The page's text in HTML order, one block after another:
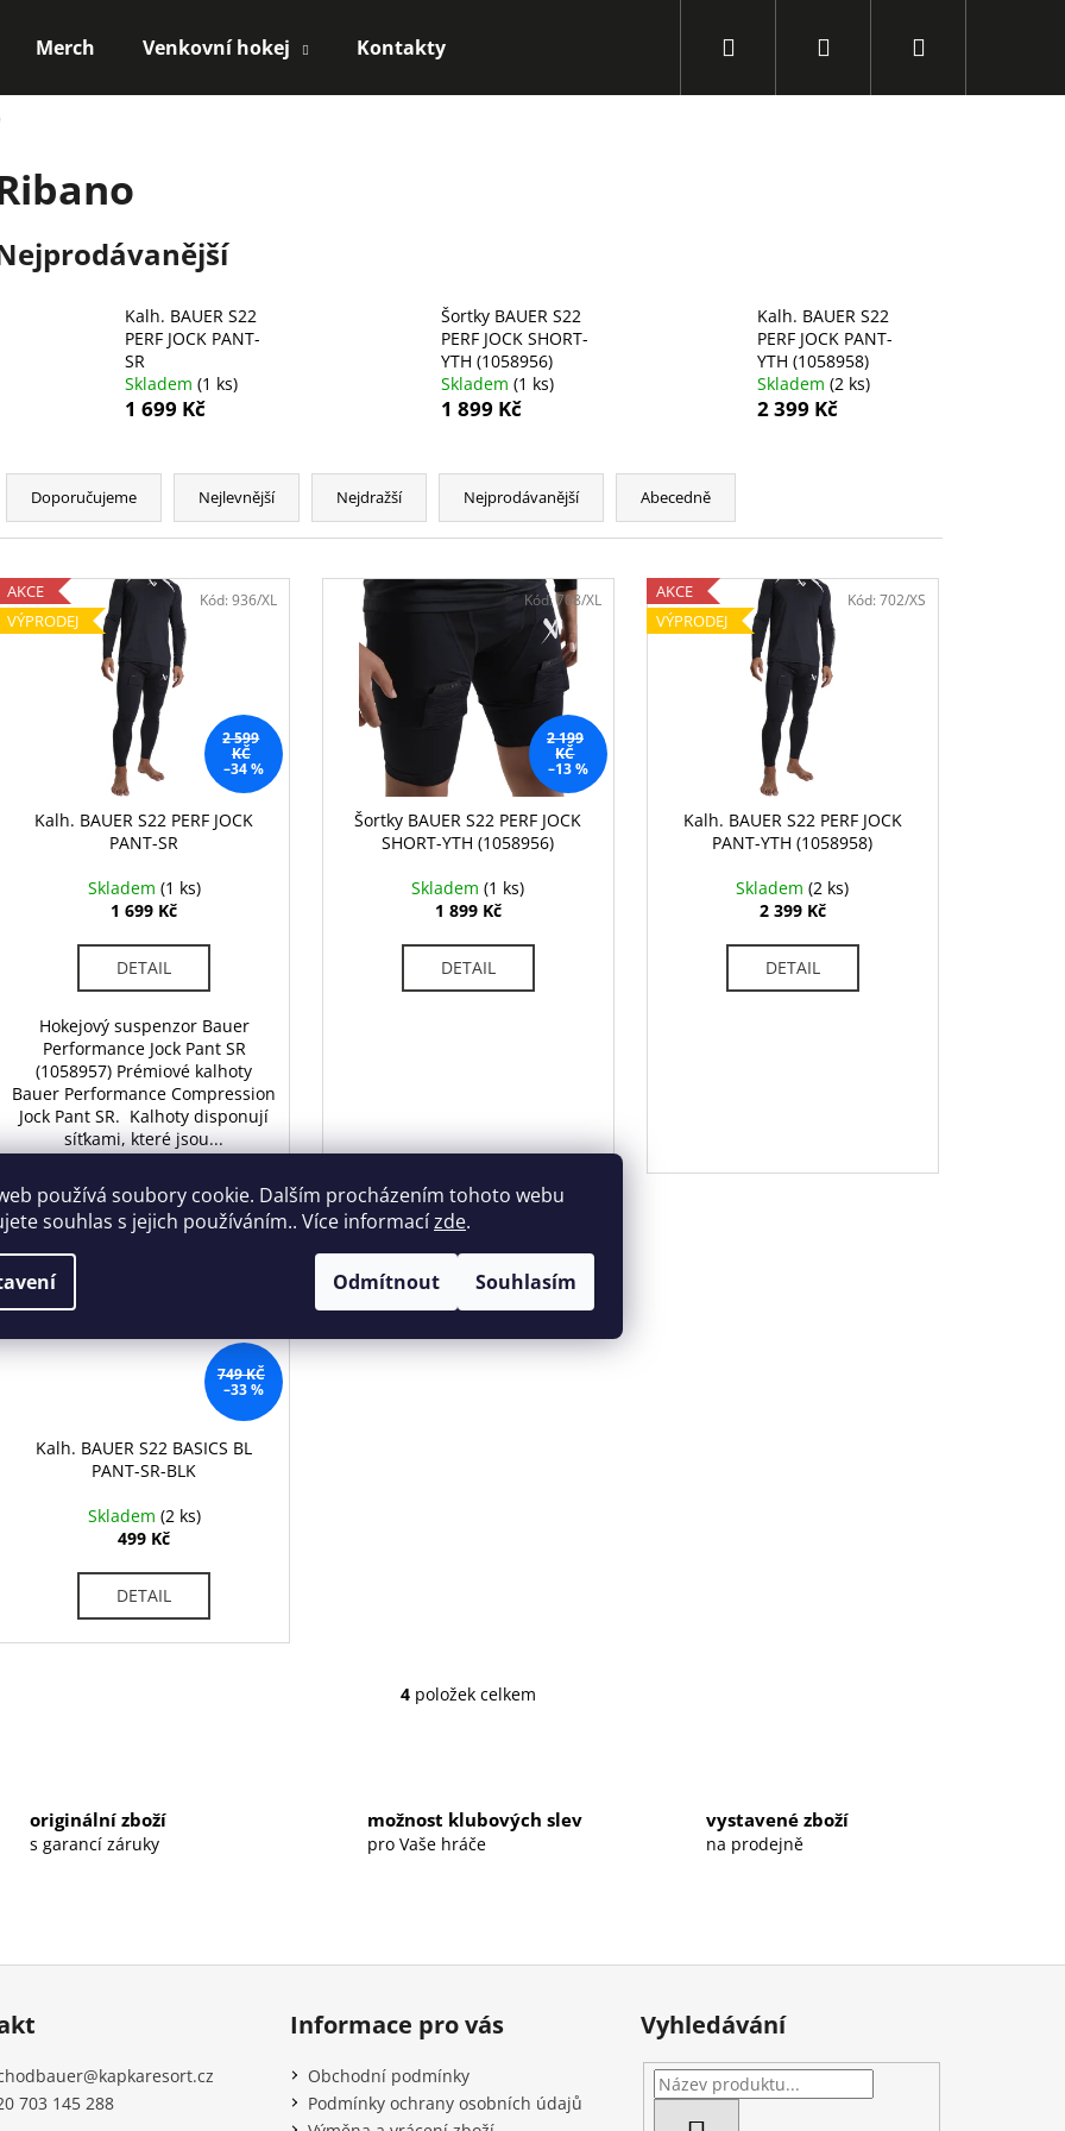
používá soubory cookie. Dalším procházením tohoto webu
souhlas s jejich používáním.. Více informacízde.
Odmítnout Souhlasím
Merch Venkovní hokej Kontakty Přihlášení
Kalh. BAUER S22
PERF JOCK PANT-
SR
Skladem (1 ks)
1 699 Kč
Šortky BAUER S22
PERF JOCK SHORT-
YTH (1058956)
Skladem (1 ks)
1 899 Kč
Kalh. BAUER S22
PERF JOCK PANT-
YTH (1058958)
Skladem (2 ks)
2 399 Kč
Ř
Doporučujeme Nejlevnější Nejdražší Nejprodávanější Abecedně
AKCE
VÝPRODEJ
2 599
KČ
–34 %
Kalh. BAUER S22 PERF JOCK
PANT-SR
Skladem (1 ks)
1 699 Kč
DETAIL
Hokejový suspenzor Bauer
Performance Jock Pant SR
(1058957) Prémiové kalhoty
Bauer Performance Compression
Jock Pant SR. Kalhoty disponují
síťkami, které jsou...
Kód:936/XL
2 199
KČ
–13 %
Šortky BAUER S22 PERF JOCK
SHORT-YTH (1058956)
Skladem(1 ks)
1 899 Kč
DETAIL
Kód:708/XL
AKCE
VÝPRODEJ
Kalh. BAUER S22 PERF JOCK
PANT-YTH (1058958)
Skladem(2 ks)
2 399 Kč
DETAIL
Kód: 702/XS
AKCE
VÝPRODEJ
749 KČ
–33 %
Kalh. BAUER S22 BASICS BL
PANT-SR-BLK
Skladem (2 ks)
499 Kč
DETAIL
Kód:598/S
O
d
a
c
v
y
v
ý
p
i
4 položek celkem
originální zboží
s garancí záruky
možnost klubových slev
pro Vaše hráče
vystavené zboží
na prodejně
Doporučujeme
BAUER CORE B SS CREW-YTH-BLK
799 Kč
989 Kč
HŮL BAUER S22 NEXUS SYNC GRIP STK-
3 999 Kč
Původně: 5 499 Kč
@kapkaresort.cz
703 145 288
Informace pro vás
Obchodní podmínky
Podmínky ochrany osobních údajů
Vyhledávání